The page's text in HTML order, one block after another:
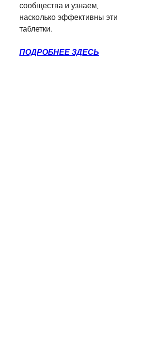
сообщества и узнаем,
насколько эффективны эти
таблетки.
ПОДРОБНЕЕ ЗДЕСЬ